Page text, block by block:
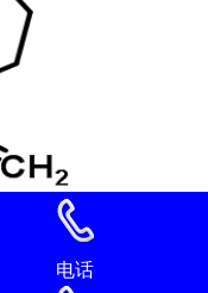
00-9
电话